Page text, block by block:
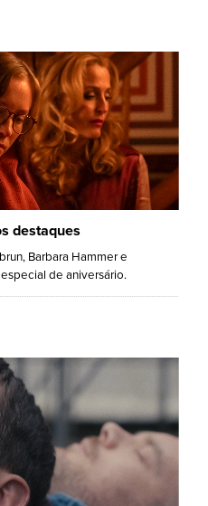
destaques
Barbara Hammer e
de aniversário.